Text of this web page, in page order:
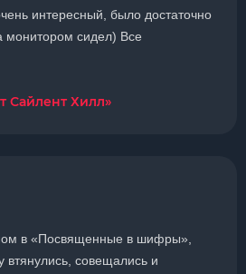
интересный, было достаточно
монитором сидел) Все
Сайлент Хилл»
в «Посвященные в шифры»,
втянулись, совещались и